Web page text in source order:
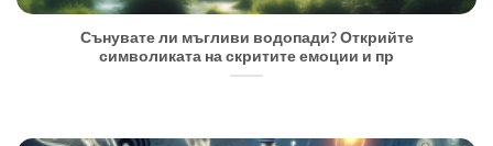
Сънувате ли мъгливи водопади? Открийте
символиката на скритите емоции и пр